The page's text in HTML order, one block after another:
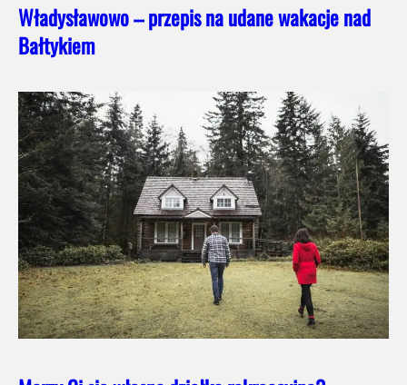
Władysławowo – przepis na udane wakacje nad
Bałtykiem